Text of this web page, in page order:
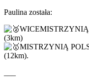
Paulina została:
WICEMISTRZYNIĄ
(3km)
MISTRZYNIĄ
(12km).